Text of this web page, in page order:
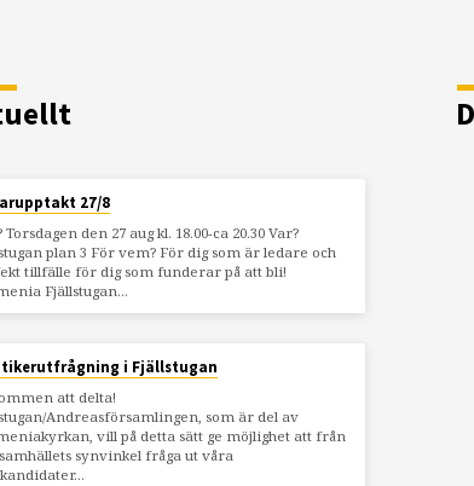
27/8
Torsdagen den 27 aug kl. 18.00-ca 20.30 Var?
plan 3 För vem? För dig som är ledare och
tillfälle för dig som funderar på att bli!
Fjällstugan…
i Fjällstugan
att delta!
Andreasförsamlingen, som är del av
vill på detta sätt ge möjlighet att från
synvinkel fråga ut våra